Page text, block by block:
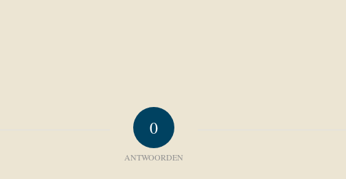
0
ANTWOORDEN